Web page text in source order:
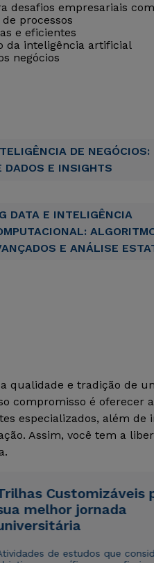
desafios empresariais
processos
e eficientes
da inteligência artificial
negócios
DE NEGÓCIOS:
DADOS E INSIGHTS
DATA E INTELIGÊNCIA
E ANÁLISE
qualidade e tradição de
compromisso é oferecer
especializados, além
Assim, você tem a
Customizáveis
melhor jornada
de estudos que